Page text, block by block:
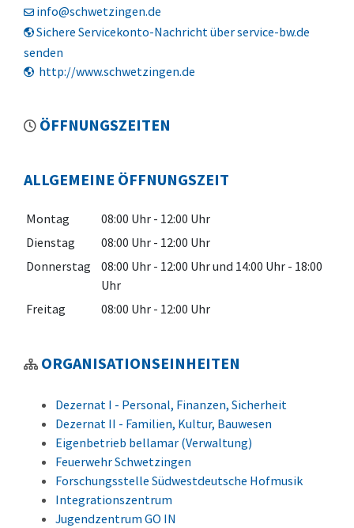
info@schwetzingen.de
Sichere Servicekonto-Nachricht über service-bw.de
senden
http://www.schwetzingen.de
ÖFFNUNGSZEITEN
ALLGEMEINE ÖFFNUNGSZEIT
Montag 08:00 Uhr - 12:00 Uhr
Dienstag
08:00 Uhr - 12:00 Uhr
Donnerstag
08:00 Uhr - 12:00 Uhrund 14:00 Uhr - 18:00
Uhr
Freitag
08:00 Uhr - 12:00 Uhr
ORGANISATIONSEINHEITEN
Dezernat I - Personal, Finanzen, Sicherheit
Dezernat II - Familien, Kultur, Bauwesen
Eigenbetrieb bellamar (Verwaltung)
Feuerwehr Schwetzingen
Forschungsstelle Südwestdeutsche Hofmusik
Integrationszentrum
Jugendzentrum GO IN